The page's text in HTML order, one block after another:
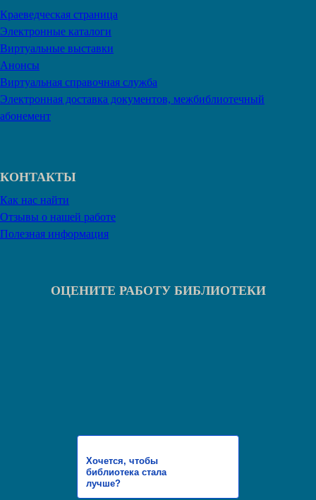
Краеведческая страница
Электронные каталоги
Виртуальные выставки
Анонсы
Виртуальная справочная служба
Электронная доставка документов, межбиблиотечный
абонемент
КОНТАКТЫ
Как нас найти
Отзывы о нашей работе
Полезная информация
ОЦЕНИТЕ РАБОТУ БИБЛИОТЕКИ
Хочется, чтобы
библиотека стала
лучше?